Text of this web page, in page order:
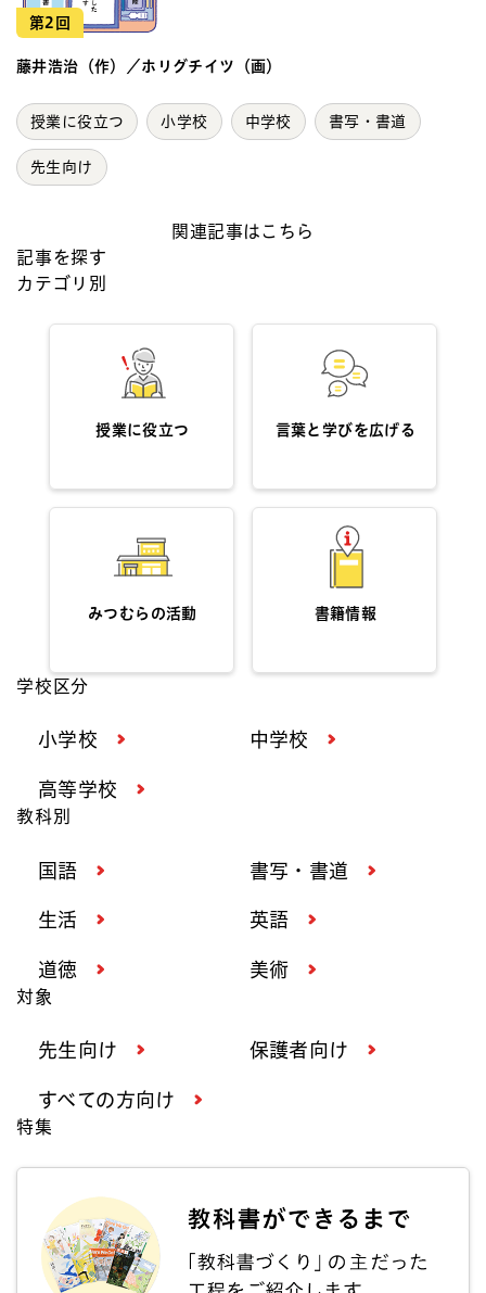
第2回
藤井浩治（作）／ホリグチイツ（画）
授業に役立つ 小学校 中学校 書写・書道
先生向け
関連記事はこちら
記事を探す
カテゴリ別
授業に役立つ 言葉と学びを広げる
みつむらの活動 書籍情報
学校区分
小学校 中学校
高等学校
教科別
国語 書写・書道
生活 英語
道徳 美術
対象
先生向け 保護者向け
すべての方向け
特集